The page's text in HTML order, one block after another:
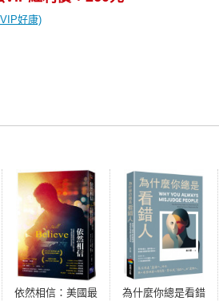
好康)
依然相信：美國最
為什麼你總是看錯